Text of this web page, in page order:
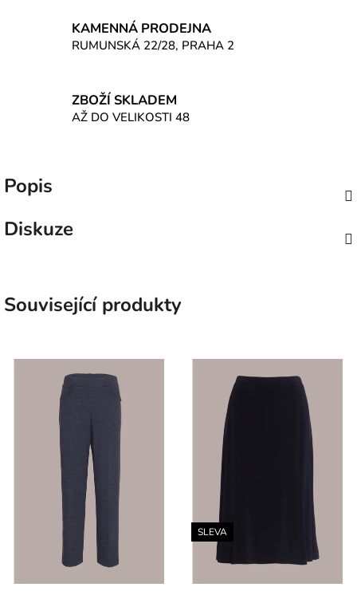
KAMENNÁ PRODEJNA
RUMUNSKÁ 22/28, PRAHA 2
ZBOŽÍ SKLADEM
AŽ DO VELIKOSTI 48
Popis
Diskuze
Související produkty
SLEVA